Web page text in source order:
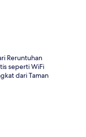
Reruntuhan
seperti WiFi
dari Taman